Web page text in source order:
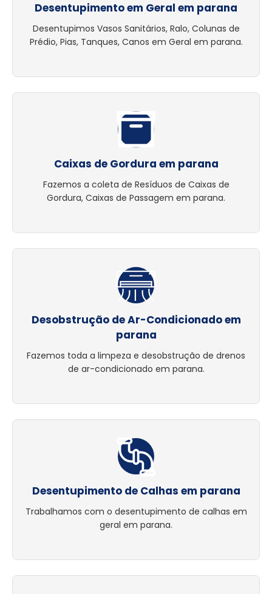
Desentupimento em Geral em parana
Desentupimos Vasos Sanitários, Ralo, Colunas de
Prédio, Pias, Tanques, Canos em Geral em parana.
Caixas de Gordura em parana
Fazemos a coleta de Resíduos de Caixas de
Gordura, Caixas de Passagem em parana.
Desobstrução de Ar-Condicionado em
parana
Fazemos toda a limpeza e desobstrução de drenos
de ar-condicionado em parana.
Desentupimento de Calhas em parana
Trabalhamos com o desentupimento de calhas em
geral em parana.